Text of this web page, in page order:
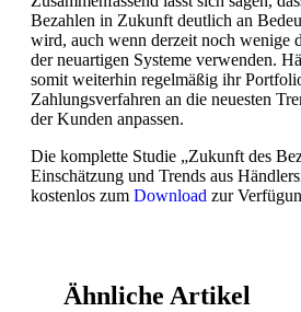
Bezahlen in Zukunft deutlich an
wird, auch wenn derzeit noch wenige
der neuartigen Systeme verwenden.
somit weiterhin regelmäßig ihr
Zahlungsverfahren an die neuesten
der Kunden anpassen.
Die komplette Studie „Zukunft des
Einschätzung und Trends aus
kostenlos zum Download zur
Ähnliche Artikel